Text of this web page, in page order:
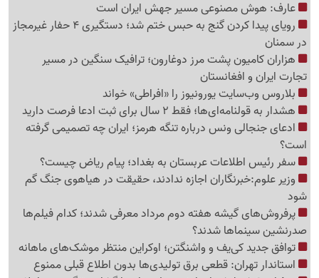
عارف: هوش مصنوعی مسیر جهش ایران است
رویای پیدا کردن گنج به حبس ختم شد؛ دستگیری 4 حفار غیرمجاز
در سمنان
هزاران کامیون پشت مرز دوغارون؛ ترافیک سنگین در مسیر
تجارت ایران و افغانستان
بلاروس وب‌سایت یورونیوز را «افراطی» خواند
هشدار به قولنامه‌ای‌ها؛ فقط 2 سال برای ثبت ادعا فرصت دارید
ادعای جنجالی ونس درباره تنگه هرمز؛ ایران چه تصمیمی گرفته
است؟
سفر رئیس اطلاعات عربستان به بغداد؛ پیام ریاض چیست؟
وزیر علوم:خبرنگاران اجازه ندادند، حقیقت در هیاهوی جنگ گم
شود
پرفروش‌های گیشه هفته دوم مرداد معرفی شدند؛ کدام فیلم‌ها
صدرنشین سینماها شدند؟
توافق جدید کی‌یف و واشنگتن؛ اوکراین منتظر موشک‌های ماهانه
استاندار تهران: قطعی برق تولیدی‌ها بدون اطلاع قبلی ممنوع